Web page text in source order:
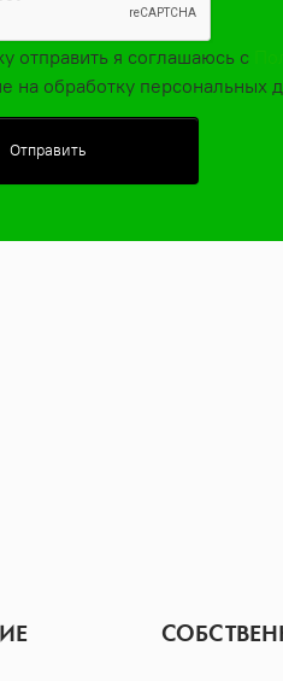
отправить я соглашаюсь с
на обработку персональных
Отправить